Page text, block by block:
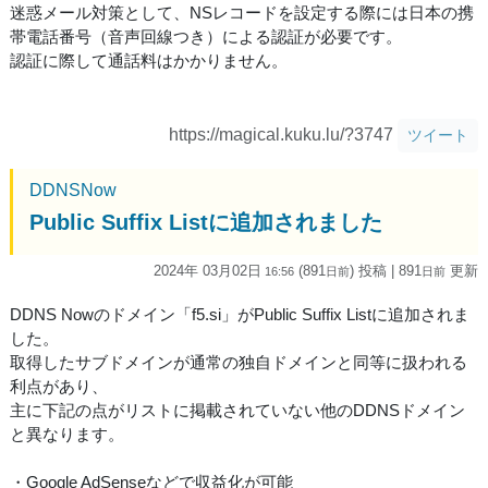
迷惑メール対策として、NSレコードを設定する際には日本の携
帯電話番号（音声回線つき）による認証が必要です。
認証に際して通話料はかかりません。
https://magical.kuku.lu/?3747 ツイート
DDNSNow
Public Suffix Listに追加されました
2024年 03月02日 16:56 (891日前) 投稿 | 891日前 更新
DDNS Nowのドメイン「f5.si」がPublic Suffix Listに追加されま
した。
取得したサブドメインが通常の独自ドメインと同等に扱われる
利点があり、
主に下記の点がリストに掲載されていない他のDDNSドメイン
と異なります。
・Google AdSenseなどで収益化が可能